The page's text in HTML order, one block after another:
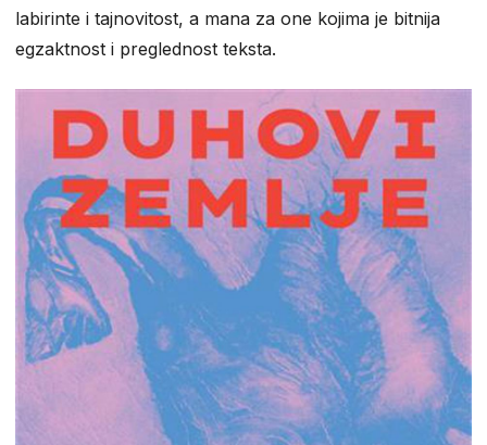
labirinte i tajnovitost, a mana za one kojima je bitnija
egzaktnost i preglednost teksta.